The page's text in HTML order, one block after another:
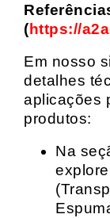
(https://
Em nosso
detalhes
aplicações
produtos:
Na